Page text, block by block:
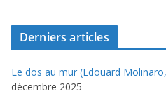
Derniers articles
Le dos au mur (Edouard
décembre 2025